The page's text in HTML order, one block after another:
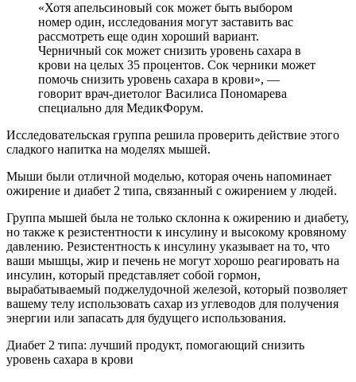
«Хотя апельсиновый сок может быть выбором
номер один, исследования могут заставить вас
рассмотреть еще один хороший вариант.
Черничный сок может снизить уровень сахара в
крови на целых 35 процентов. Сок черники может
помочь снизить уровень сахара в крови», —
говорит врач-диетолог Василиса Пономарева
специально для МедикФорум.
Исследовательская группа решила проверить действие этого
сладкого напитка на моделях мышей.
Мыши были отличной моделью, которая очень напоминает
ожирение и диабет 2 типа, связанный с ожирением у людей.
Группа мышей была не только склонна к ожирению и диабету,
но также к резистентности к инсулину и высокому кровяному
давлению. Резистентность к инсулину указывает на то, что
ваши мышцы, жир и печень не могут хорошо реагировать на
инсулин, который представляет собой гормон,
вырабатываемый поджелудочной железой, который позволяет
вашему телу использовать сахар из углеводов для получения
энергии или запасать для будущего использования.
Диабет 2 типа: лучший продукт, помогающий снизить
уровень сахара в крови